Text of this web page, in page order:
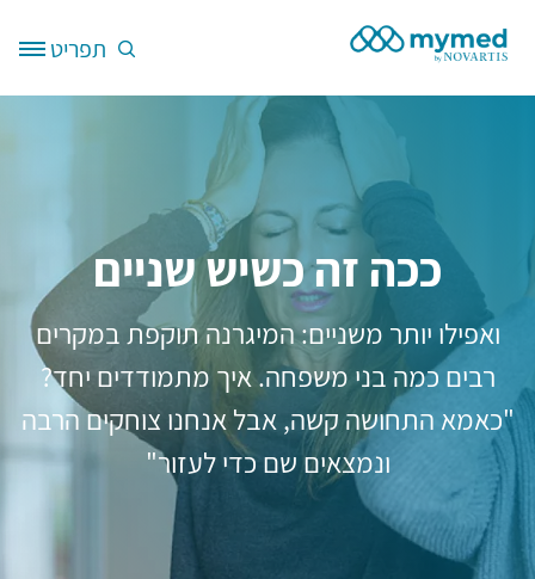
Site Logo תפריט
ככה זה כשיש שניים
ואפילו יותר משניים: המיגרנה תוקפת במקרים
רבים כמה בני משפחה. איך מתמודדים יחד?
"כאמא התחושה קשה, אבל אנחנו צוחקים הרבה
ונמצאים שם כדי לעזור"